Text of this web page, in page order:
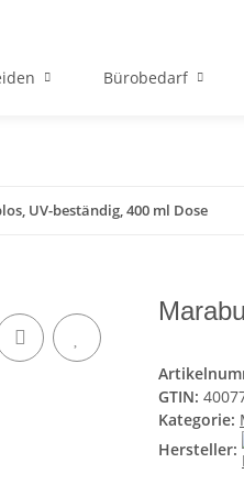
Bürobedarf
UV-beständig, 400 ml Dose
GTIN:
Kategorie:
Hersteller: